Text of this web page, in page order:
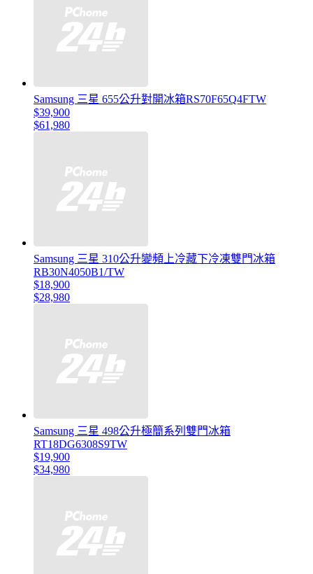
Samsung 三星 655公升對開冰箱RS70F65Q4FTW
$39,900
$61,980
Samsung 三星 310公升變頻上冷藏下冷凍雙門冰箱
RB30N4050B1/TW
$18,900
$28,980
Samsung 三星 498公升極簡系列雙門冰箱
RT18DG6308S9TW
$19,900
$34,980